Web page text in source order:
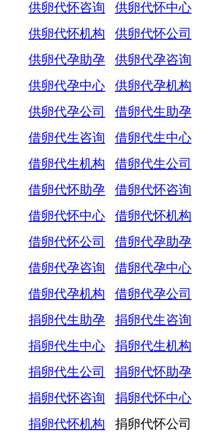
供卵代怀咨询
供卵代怀中心
供卵代怀机构
供卵代怀公司
供卵代孕助孕
供卵代孕咨询
供卵代孕中心
供卵代孕机构
供卵代孕公司
借卵代生助孕
借卵代生咨询
借卵代生中心
借卵代生机构
借卵代生公司
借卵代怀助孕
借卵代怀咨询
借卵代怀中心
借卵代怀机构
借卵代怀公司
借卵代孕助孕
借卵代孕咨询
借卵代孕中心
借卵代孕机构
借卵代孕公司
捐卵代生助孕
捐卵代生咨询
捐卵代生中心
捐卵代生机构
捐卵代生公司
捐卵代怀助孕
捐卵代怀咨询
捐卵代怀中心
捐卵代怀机构
捐卵代怀公司